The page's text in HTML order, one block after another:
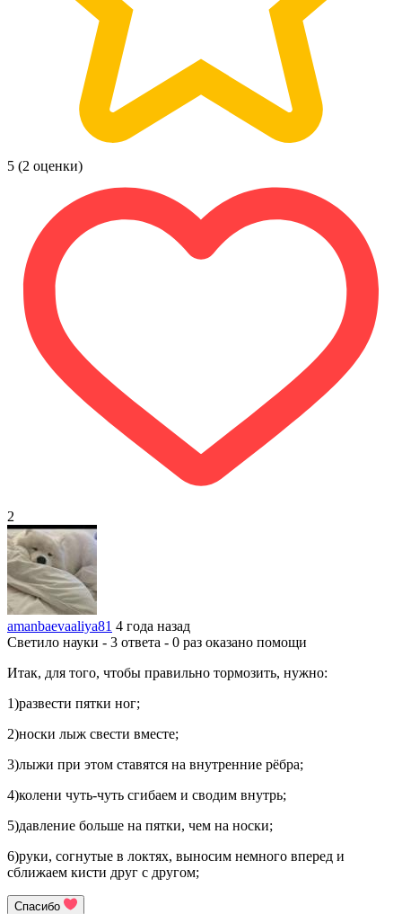
5 (2 оценки)
2
amanbaevaaliya81 4 года назад
Светило науки - 3 ответа - 0 раз оказано помощи
Итак, для того, чтобы правильно тормозить, нужно:
1)развести пятки ног;
2)носки лыж свести вместе;
3)лыжи при этом ставятся на внутренние рёбра;
4)колени чуть-чуть сгибаем и сводим внутрь;
5)давление больше на пятки, чем на носки;
6)руки, согнутые в локтях, выносим немного вперед и
сближаем кисти друг с другом;
Спасибо